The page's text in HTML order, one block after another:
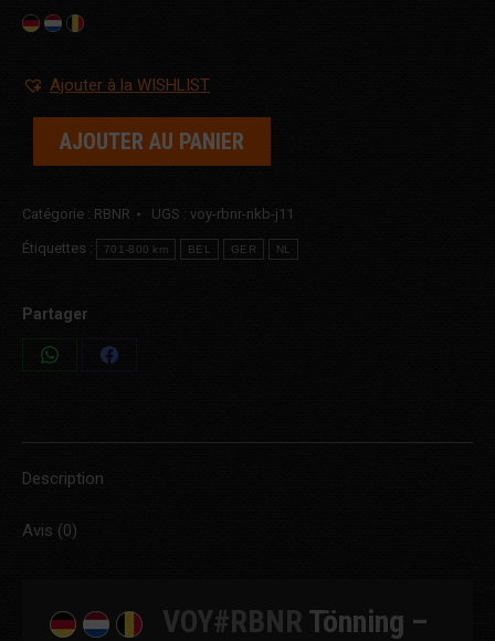
Ajouter à la WISHLIST
AJOUTER AU PANIER
Catégorie : RBNR UGS : voy-rbnr-nkb-j11
Étiquettes : 701-800 km BEL GER NL
Partager
Share
Share
Description
Avis (0)
VOY#RBNR Tönning –